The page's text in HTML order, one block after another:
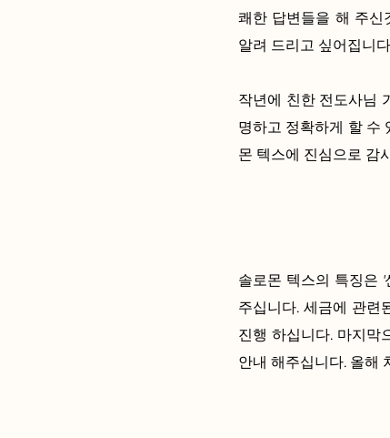
쾌한 답변들을 해 주신
알려 드리고 싶어집니
작년에 친한 전도사님
명하고 정확하게 할 수
몬 텍스에 진심으로 감
솔로몬 텍스의 특징은
주십니다. 세금에 관련
진행 하십니다. 마지막
안내 해주십니다. 올해